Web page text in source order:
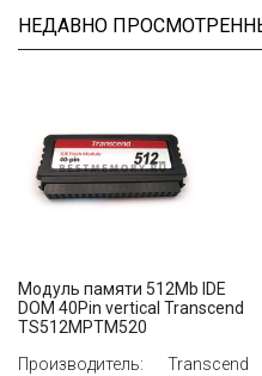
НЕДАВНО
Модуль памяти 512Mb IDE
DOM 40Pin vertical Transcend
TS512MPTM520
Производитель:
Transcend